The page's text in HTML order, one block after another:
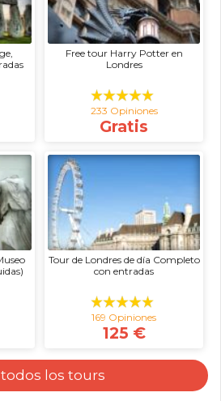
Free tour Harry Potter en
Londres
233 Opiniones
Gratis
Tour de Londres de día Completo
con entradas
169 Opiniones
125 €
los tours